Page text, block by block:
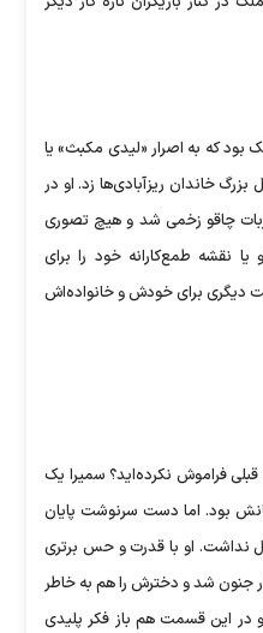
که به اصرار «لیدی مکبث» یا
خاندان ریزآبادی‌ها زد. او در
چاقو زخمی شد و هیچ تصوری
نقشه طمع‌کارانه خود را برای
دیگری برای خودش و خانواده‌اش
فراموش نکرده‌اید؟ سمیرا یک
بود. اما دست سرنوشت پایان
او با قدرت و حس برتری
جنون شد و دخترش را هم به خاطر
در این قسمت هم باز فکر پلیدی